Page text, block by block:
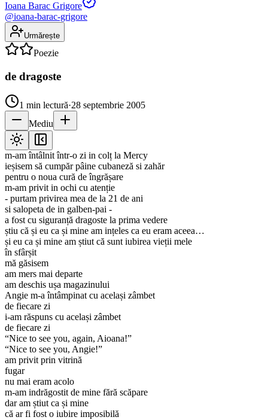
Ioana Barac Grigore
@ioana-barac-grigore
Urmărește
Poezie
de dragoste
1 min lectură·28 septembrie 2005
Mediu
m-am întâlnit într-o zi in colț la Mercy
ieșisem să cumpăr pâine cubaneză si zahăr
pentru o noua cură de îngrășare
m-am privit in ochi cu atenție
- purtam privirea mea de la 21 de ani
si salopeta de in galben-pai -
a fost cu siguranță dragoste la prima vedere
știu că și eu ca și mine am ințeles ca eu eram aceea…
și eu ca și mine am știut că sunt iubirea vieții mele
în sfârșit
mă găsisem
am mers mai departe
am deschis ușa magazinului
Angie m-a întâmpinat cu același zâmbet
de fiecare zi
i-am răspuns cu același zâmbet
de fiecare zi
“Nice to see you, again, Aioana!”
“Nice to see you, Angie!”
am privit prin vitrină
fugar
nu mai eram acolo
m-am indrăgostit de mine fără scăpare
dar am știut ca și mine
că ar fi fost o iubire imposibilă